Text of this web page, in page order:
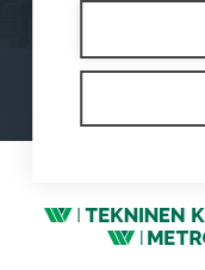
Privacy
Cookie Settings